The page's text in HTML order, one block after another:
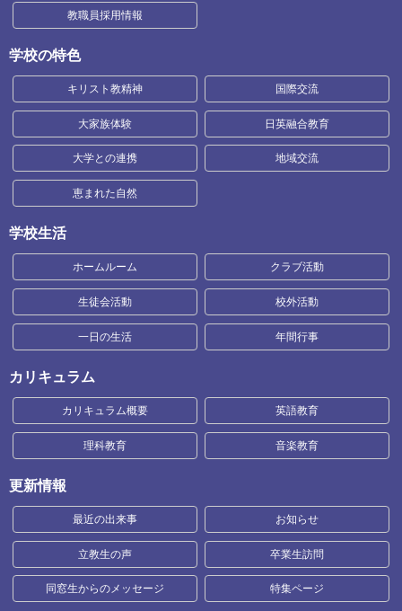
教職員採用情報
学校の特色
キリスト教精神 国際交流
大家族体験 日英融合教育
大学との連携 地域交流
恵まれた自然
学校生活
ホームルーム クラブ活動
生徒会活動 校外活動
一日の生活 年間行事
カリキュラム
カリキュラム概要 英語教育
理科教育 音楽教育
更新情報
最近の出来事 お知らせ
立教生の声 卒業生訪問
同窓生からのメッセージ 特集ページ